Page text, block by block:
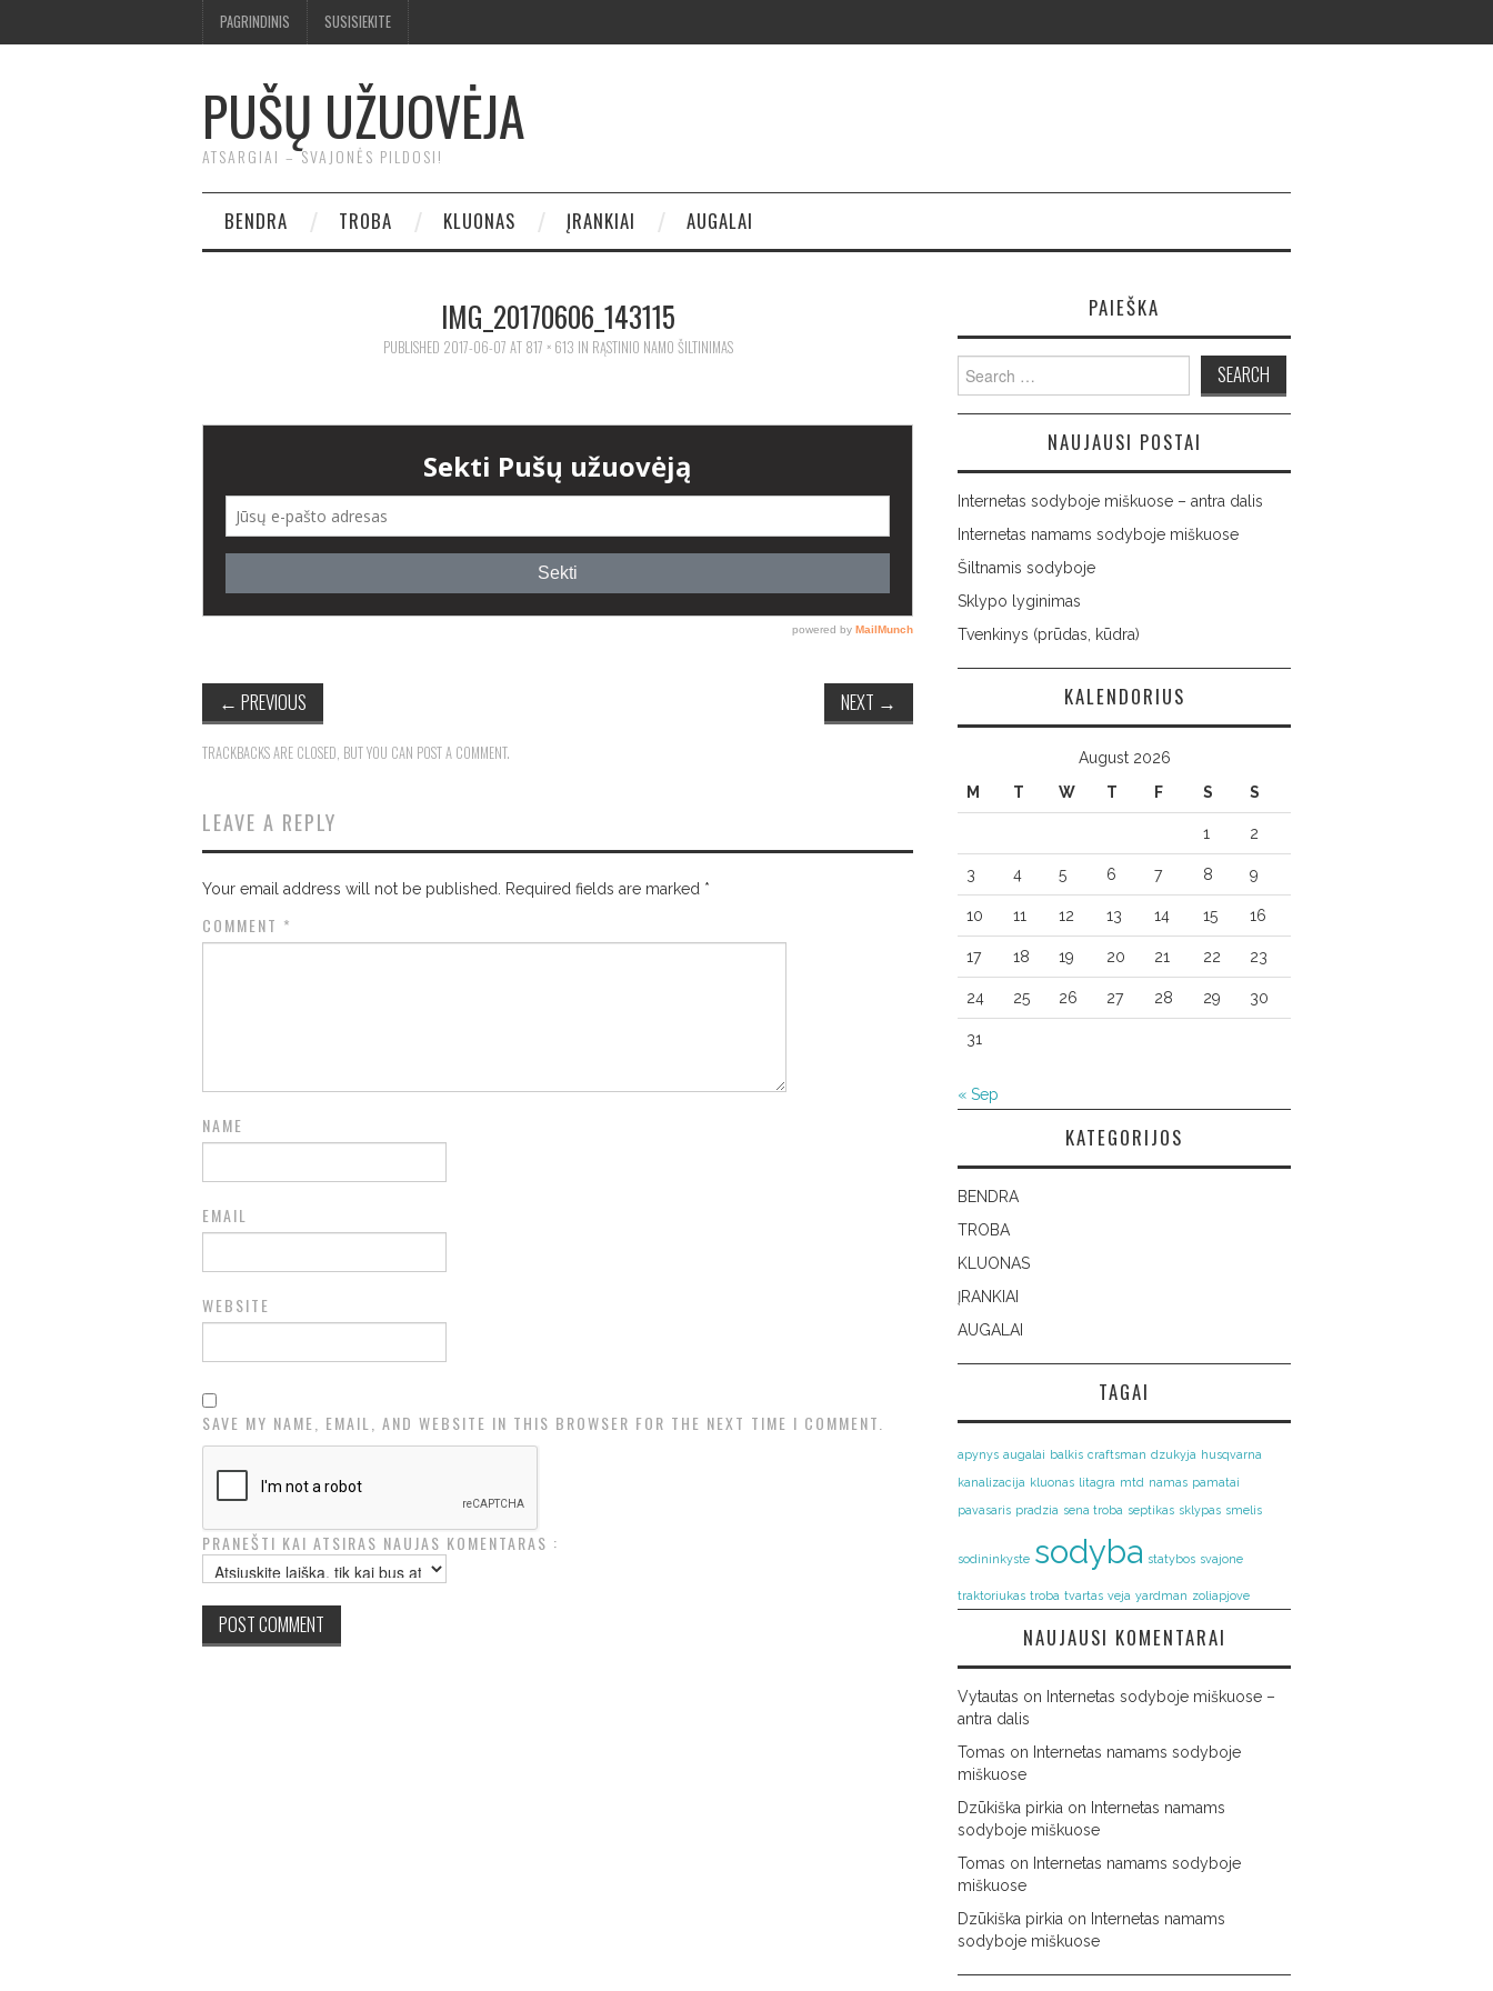
PAGRINDINIS SUSISIEKITE
PUŠŲ UŽUOVĖJA
ATSARGIAI – SVAJONĖS PILDOSI!
BENDRA TROBA KLUONAS ĮRANKIAI AUGALAI
IMG_20170606_143115
PUBLISHED 2017-06-07 AT 817 × 613 IN RĄSTINIO NAMO ŠILTINIMAS
← PREVIOUS NEXT →
TRACKBACKS ARE CLOSED, BUT YOU CAN POST A COMMENT.
LEAVE A REPLY
Your email address will not be published. Required fields are marked *
COMMENT *
NAME
EMAIL
WEBSITE
SAVE MY NAME, EMAIL, AND WEBSITE IN THIS BROWSER FOR THE NEXT TIME I COMMENT.
PRANEŠTI KAI ATSIRAS NAUJAS KOMENTARAS :
PAIEŠKA
for:
NAUJAUSI POSTAI
Internetas sodyboje miškuose – antra dalis
Internetas namams sodyboje miškuose
Šiltnamis sodyboje
Sklypo lyginimas
Tvenkinys (prūdas, kūdra)
KALENDORIUS
August 2026
M
T W T F S S
1 2
3 4 5 6 7 8 9
10 11 12 13 14 15 16
17 18 19 20 21 22 23
24 25 26 27 28 29 30
31
« Sep
KATEGORIJOS
BENDRA
TROBA
KLUONAS
ĮRANKIAI
AUGALAI
TAGAI
apynys augalai balkis craftsman dzukyja husqvarna
kanalizacija kluonas litagra mtd namas pamatai
pavasaris pradzia sena troba septikas sklypas smelis
sodininkyste sodyba statybos svajone
traktoriukas troba tvartas veja yardman zoliapjove
NAUJAUSI KOMENTARAI
Vytautas on Internetas sodyboje miškuose –
antra dalis
Tomas on Internetas namams sodyboje
miškuose
Dzūkiška pirkia on Internetas namams
sodyboje miškuose
Tomas on Internetas namams sodyboje
miškuose
Dzūkiška pirkia on Internetas namams
sodyboje miškuose